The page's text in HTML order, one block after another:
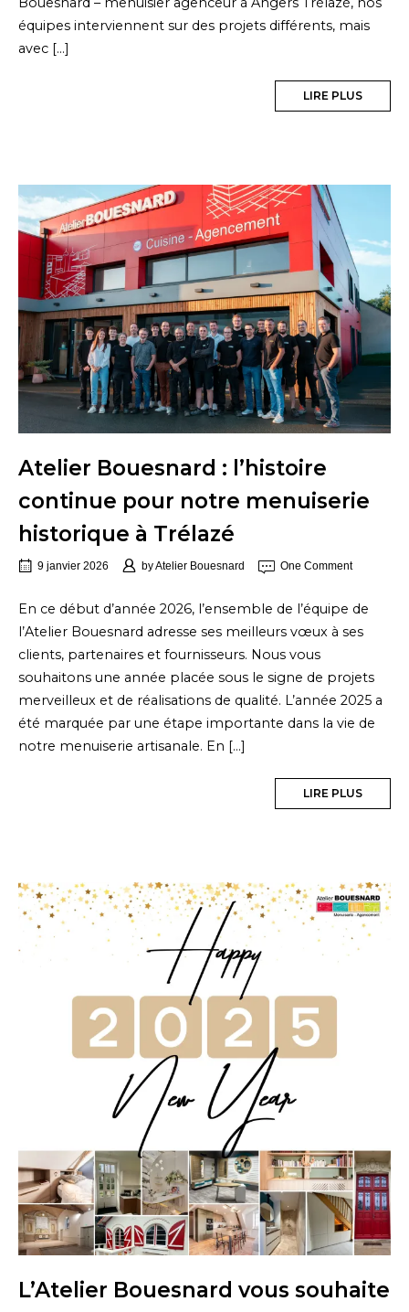
équipes interviennent sur des projets différents, mais
avec […]
LIRE PLUS
Atelier Bouesnard : l’histoire
continue pour notre menuiserie
historique à Trélazé
9 janvier 2026 byAtelier Bouesnard One Comment
En ce début d’année 2026, l’ensemble de l’équipe de
l’Atelier Bouesnard adresse ses meilleurs vœux à ses
clients, partenaires et fournisseurs. Nous vous
souhaitons une année placée sous le signe de projets
merveilleux et de réalisations de qualité. L’année 2025 a
été marquée par une étape importante dans la vie de
notre menuiserie artisanale. En […]
LIRE PLUS
L’Atelier Bouesnard vous souhaite